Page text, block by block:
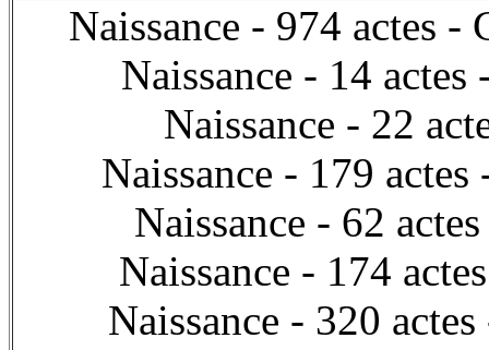
Naissance - 974 actes
Naissance - 14
Naissance - 22
Naissance - 179
Naissance - 62
Naissance - 174
Naissance - 320